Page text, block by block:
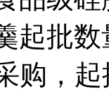
起批
购，